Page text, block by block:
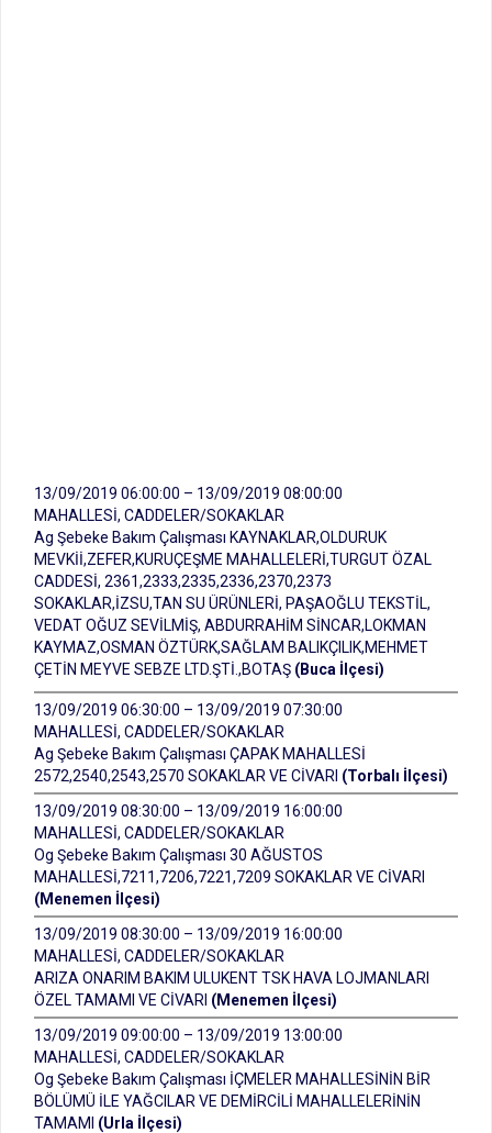
13/09/2019 06:00:00 – 13/09/2019 08:00:00
MAHALLESİ, CADDELER/SOKAKLAR
Ag Şebeke Bakım Çalışması KAYNAKLAR,OLDURUK
MEVKİİ,ZEFER,KURUÇEŞME MAHALLELERİ,TURGUT ÖZAL
CADDESİ, 2361,2333,2335,2336,2370,2373
SOKAKLAR,İZSU,TAN SU ÜRÜNLERİ, PAŞAOĞLU TEKSTİL,
VEDAT OĞUZ SEVİLMİŞ, ABDURRAHİM SİNCAR,LOKMAN
KAYMAZ,OSMAN ÖZTÜRK,SAĞLAM BALIKÇILIK,MEHMET
ÇETİN MEYVE SEBZE LTD.ŞTİ.,BOTAŞ (Buca İlçesi)
13/09/2019 06:30:00 – 13/09/2019 07:30:00
MAHALLESİ, CADDELER/SOKAKLAR
Ag Şebeke Bakım Çalışması ÇAPAK MAHALLESİ
2572,2540,2543,2570 SOKAKLAR VE CİVARI (Torbalı İlçesi)
13/09/2019 08:30:00 – 13/09/2019 16:00:00
MAHALLESİ, CADDELER/SOKAKLAR
Og Şebeke Bakım Çalışması 30 AĞUSTOS
MAHALLESİ,7211,7206,7221,7209 SOKAKLAR VE CİVARI
(Menemen İlçesi)
13/09/2019 08:30:00 – 13/09/2019 16:00:00
MAHALLESİ, CADDELER/SOKAKLAR
ARIZA ONARIM BAKIM ULUKENT TSK HAVA LOJMANLARI
ÖZEL TAMAMI VE CİVARI (Menemen İlçesi)
13/09/2019 09:00:00 – 13/09/2019 13:00:00
MAHALLESİ, CADDELER/SOKAKLAR
Og Şebeke Bakım Çalışması İÇMELER MAHALLESİNİN BİR
BÖLÜMÜ İLE YAĞCILAR VE DEMİRCİLİ MAHALLELERİNİN
TAMAMI (Urla İlçesi)